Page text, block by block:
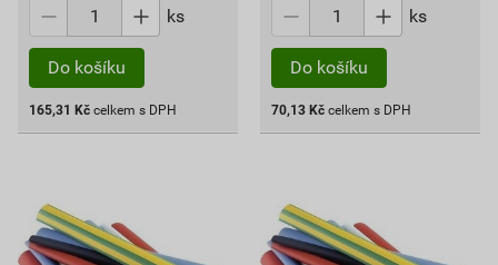
ks
Do košíku
165,31 Kč celkem s DPH
ks
Do košíku
70,13 Kč celkem s DPH